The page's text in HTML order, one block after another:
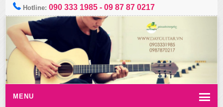
Hotline:090 333 1985 -09 87 87 0217
MENU